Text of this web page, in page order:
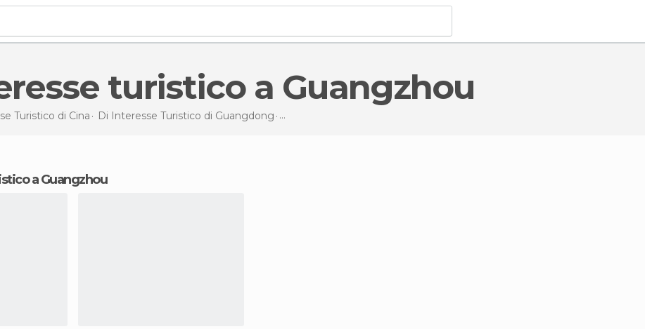
turistico a Guangzhou
Turistico di Cina Di Interesse Turistico di Guangdong Di interesse turistico
a Guangzhou